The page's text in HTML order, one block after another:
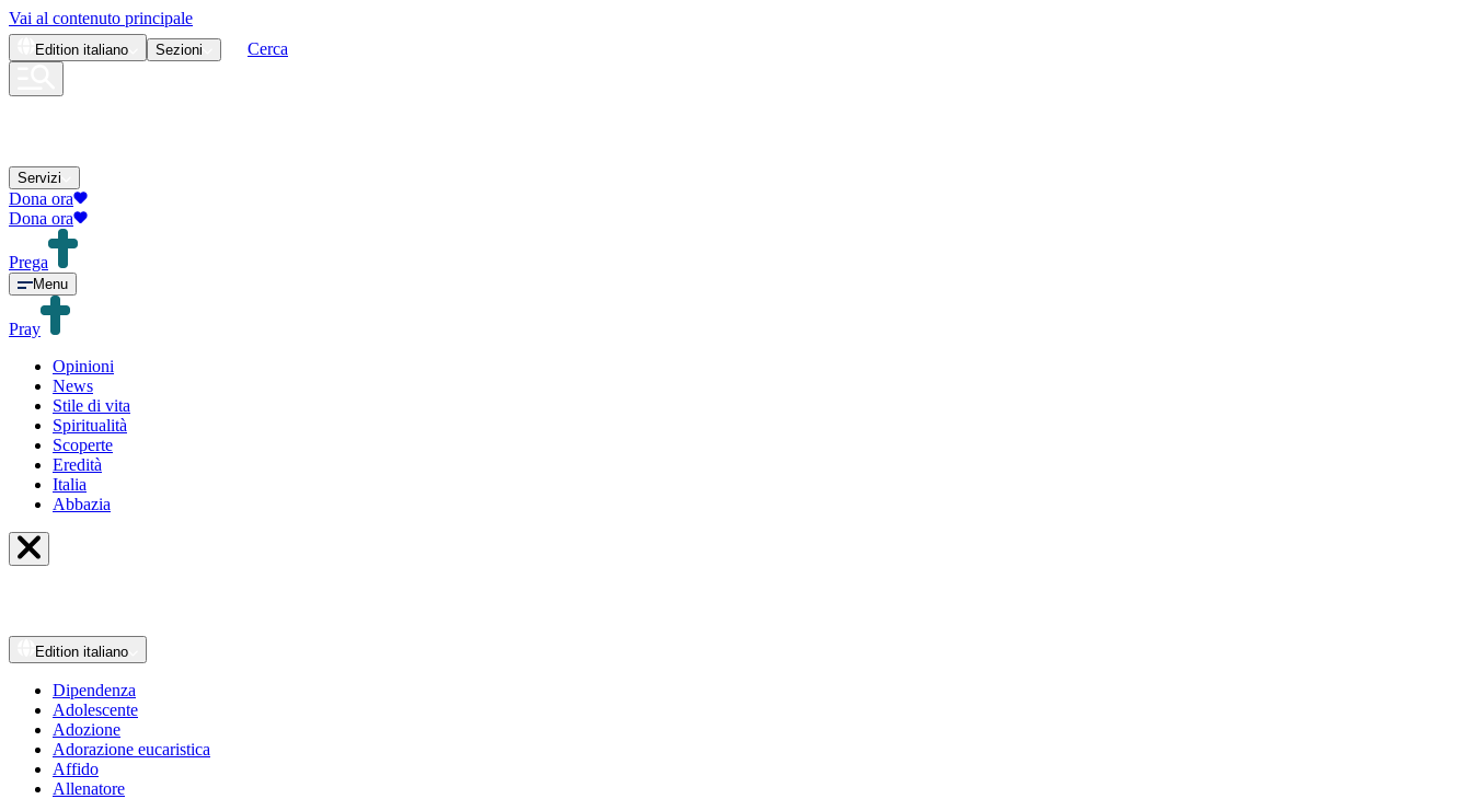
Vai al contenuto principale
Edition italiano Sezioni Cerca
Servizi
Dona ora
Dona ora
Prega
Menu
Pray
Opinioni
News
Stile di vita
Spiritualità
Scoperte
Eredità
Italia
Abbazia
Edition italiano
Dipendenza
Adolescente
Adozione
Adorazione eucaristica
Affido
Allenatore